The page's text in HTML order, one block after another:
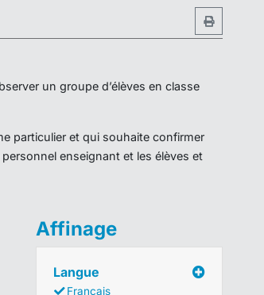
un groupe d’élèves en classe
particulier et qui souhaite confirmer
enseignant et les élèves et
Affinage
Langue
Français